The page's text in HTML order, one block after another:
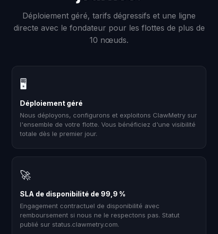
Déploiement géré, tarifs dégressifs et une ligne
directe avec le fondateur pour les flottes de plus de
10 nœuds.
🖥
Déploiement géré
Nous déployons, configurons et exploitons ClawMetry sur
l'ensemble de votre flotte. Vous bénéficiez d'une visibilité
totale dès le premier jour.
🚀
SLA de disponibilité de 99,9 %
Engagement contractuel de disponibilité avec
remboursement si nous ne le respectons pas. Statut
publié sur status.clawmetry.com.